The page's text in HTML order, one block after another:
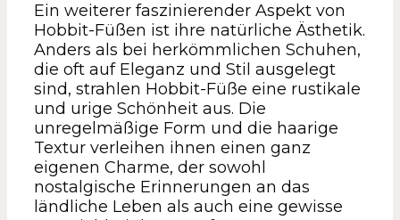
Ein weiterer faszinierender Aspekt von
Hobbit-Füßen ist ihre natürliche Ästhetik.
Anders als bei herkömmlichen Schuhen,
die oft auf Eleganz und Stil ausgelegt
sind, strahlen Hobbit-Füße eine rustikale
und urige Schönheit aus. Die
unregelmäßige Form und die haarige
Textur verleihen ihnen einen ganz
eigenen Charme, der sowohl
nostalgische Erinnerungen an das
ländliche Leben als auch eine gewisse